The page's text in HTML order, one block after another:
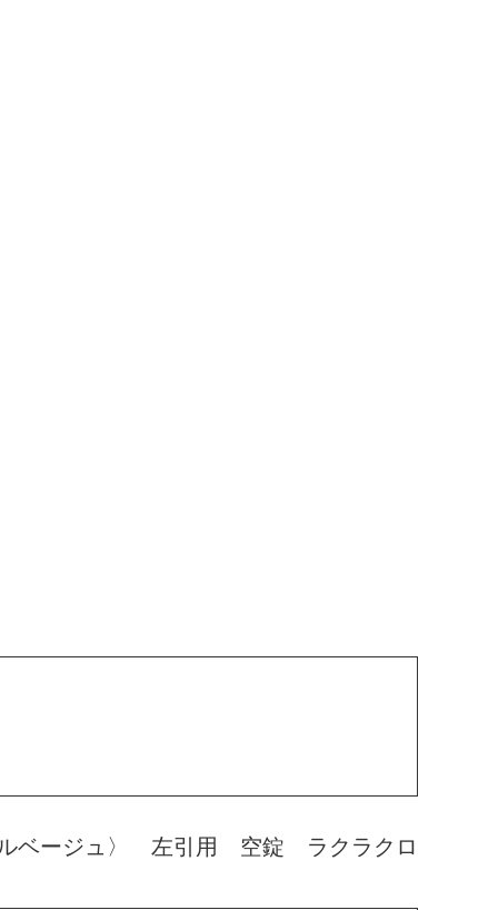
ベージュ〉 左引用 空錠 ラクラクロ